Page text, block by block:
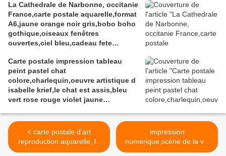
anniversaires,amour amitie famille,art
moderne abstrait
La Cathedrale de Narbonne, occitanie
France,carte postale aquarelle,format
A6,jaune orange noir gris,bobo boho
gothique,oiseaux fenêtres
ouvertes,ciel bleu,cadeau fete
Carte postale impression tableau
peint pastel chat
colore,charlequin,oeuvre artistique d
isabelle krief,le chat est assis,bleu
vert rose rouge violet jaune
fantastique,cadeau fete anniversaire
< carte postale d'art
reproduction aquarelle, la
jeune fille de wermer, robe
impression
numerique,scène de la vie
d'un chat,il est roux et assis